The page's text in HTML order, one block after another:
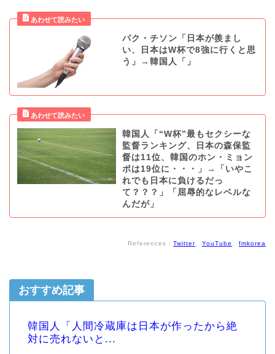
パク・チソン「日本が羨まし
い、日本はW杯で8強に行くと思
う」→韓国人「」
韓国人「“W杯”最もセクシーな
監督ランキング、日本の森保監
督は11位、韓国のホン・ミョン
ボは19位に・・・」→「いやこ
れでも日本に負けるだっ
て？？？」「屈辱的なレベルな
んだが」
References： Twitter、 YouTube 、 fmkorea
おすすめ記事
韓国人「人間冷蔵庫は日本が作ったから絶
対に売れないと...